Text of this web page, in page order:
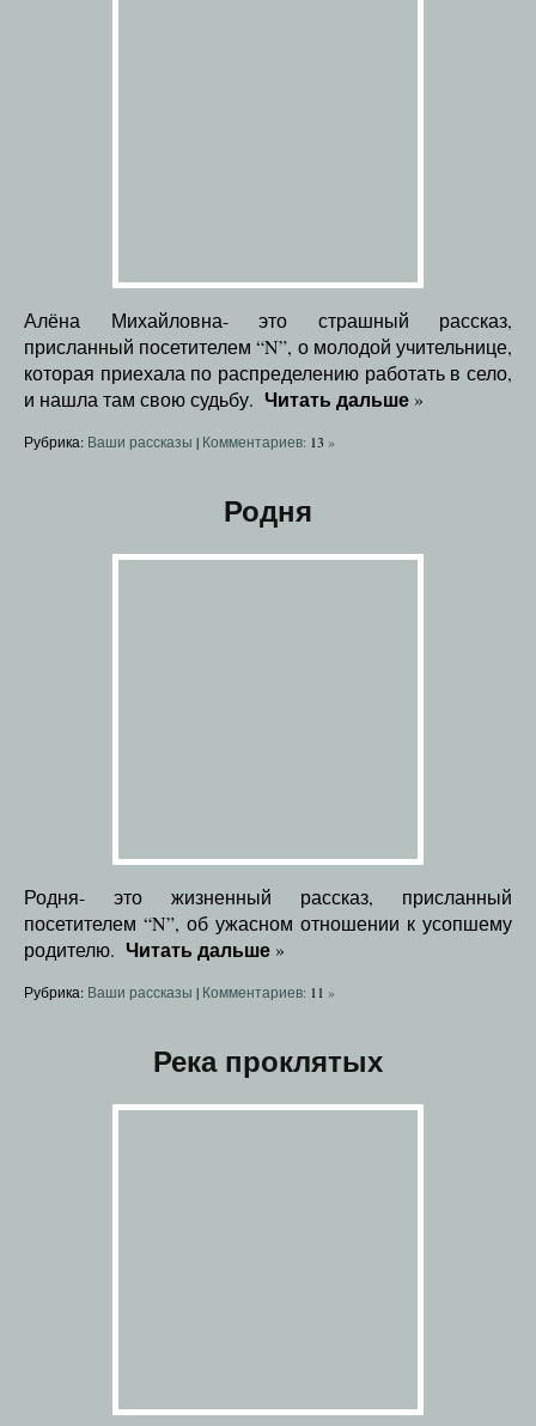
Алёна Михайловна- это страшный рассказ,
присланный посетителем “N”, о молодой учительнице,
которая приехала по распределению работать в село,
и нашла там свою судьбу. Читать дальше »
Рубрика: Ваши рассказы | Комментариев: 13 »
Родня
Родня- это жизненный рассказ, присланный
посетителем “N”, об ужасном отношении к усопшему
родителю. Читать дальше »
Рубрика: Ваши рассказы | Комментариев: 11 »
Река проклятых